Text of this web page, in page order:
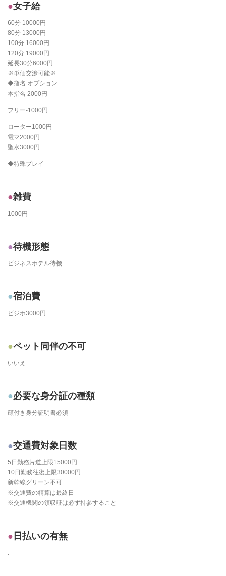
女子給
60分 10000円
80分 13000円
100分 16000円
120分 19000円
延長30分6000円
※単価交渉可能※
◆指名 オプション
本指名 2000円
フリー-1000円
ローター1000円
電マ2000円
聖水3000円
◆特殊プレイ
雑費
1000円
待機形態
ビジネスホテル待機
宿泊費
ビジホ3000円
ペット同伴の不可
いいえ
必要な身分証の種類
顔付き身分証明書必須
交通費対象日数
5日勤務片道上限15000円
10日勤務往復上限30000円
新幹線グリーン不可
※交通費の精算は最終日
※交通機関の領収証は必ず持参すること
日払いの有無